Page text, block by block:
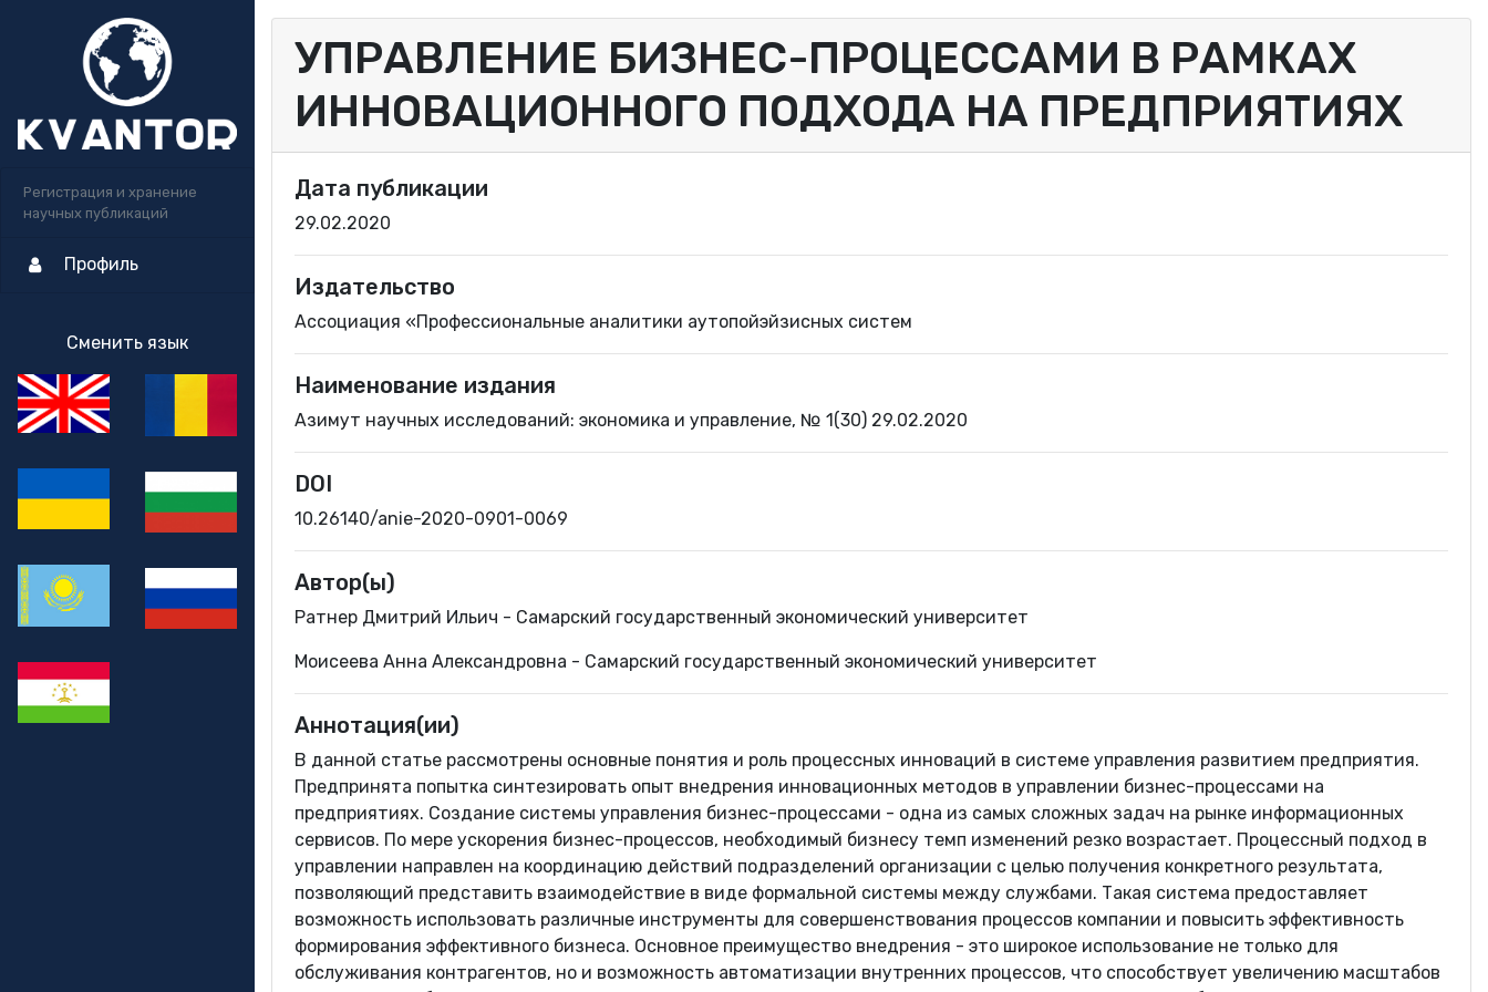
Регистрация и хранение
научных публикаций
Профиль
Сменить язык
УПРАВЛЕНИЕ БИЗНЕС-ПРОЦЕССАМИ В РАМКАХ
ИННОВАЦИОННОГО ПОДХОДА НА ПРЕДПРИЯТИЯХ
Дата публикации
29.02.2020
Издательство
Ассоциация «Профессиональные аналитики аутопойэйзисных систем
Наименование издания
Азимут научных исследований: экономика и управление, № 1(30) 29.02.2020
DOI
10.26140/anie-2020-0901-0069
Автор(ы)
Ратнер Дмитрий Ильич - Самарский государственный экономический университет
Моисеева Анна Александровна - Самарский государственный экономический университет
Аннотация(ии)
В данной статье рассмотрены основные понятия и роль процессных инноваций в системе управления развитием предприятия.
Предпринята попытка синтезировать опыт внедрения инновационных методов в управлении бизнес-процессами на
предприятиях. Создание системы управления бизнес-процессами - одна из самых сложных задач на рынке информационных
сервисов. По мере ускорения бизнес-процессов, необходимый бизнесу темп изменений резко возрастает. Процессный подход в
управлении направлен на координацию действий подразделений организации с целью получения конкретного результата,
позволяющий представить взаимодействие в виде формальной системы между службами. Такая система предоставляет
возможность использовать различные инструменты для совершенствования процессов компании и повысить эффективность
формирования эффективного бизнеса. Основное преимущество внедрения - это широкое использование не только для
обслуживания контрагентов, но и возможность автоматизации внутренних процессов, что способствует увеличению масштабов